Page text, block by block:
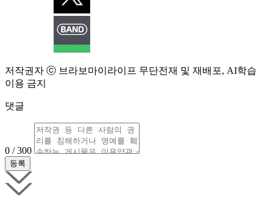
저작권자 ⓒ 브라보마이라이프 무단전재 및 재배포, AI학습
이용 금지
댓글
0 / 300